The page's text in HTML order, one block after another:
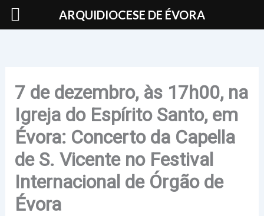
Skip
7 de dezembro, às 17h00, na
Igreja do Espírito Santo, em
Évora: Concerto da Capella
de S. Vicente no Festival
Internacional de Órgão de
Évora
ARQUIDIOCESE DE ÉVORA